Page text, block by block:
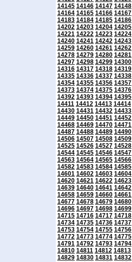
14145 14146 14147 14148
14164 14165 14166 14167
14183 14184 14185 14186
14202 14203 14204 14205
14221 14222 14223 14224
14240 14241 14242 14243
14259 14260 14261 14262
14278 14279 14280 14281
14297 14298 14299 14300
14316 14317 14318 14319
14335 14336 14337 14338
14354 14355 14356 14357
14373 14374 14375 14376
14392 14393 14394 14395
14411 14412 14413 14414
14430 14431 14432 14433
14449 14450 14451 14452
14468 14469 14470 14471
14487 14488 14489 14490
14506 14507 14508 14509
14525 14526 14527 14528
14544 14545 14546 14547
14563 14564 14565 14566
14582 14583 14584 14585
14601 14602 14603 14604
14620 14621 14622 14623
14639 14640 14641 14642
14658 14659 14660 14661
14677 14678 14679 14680
14696 14697 14698 14699
14715 14716 14717 14718
14734 14735 14736 14737
14753 14754 14755 14756
14772 14773 14774 14775
14791 14792 14793 14794
14810 14811 14812 14813
14829 14830 14831 14832